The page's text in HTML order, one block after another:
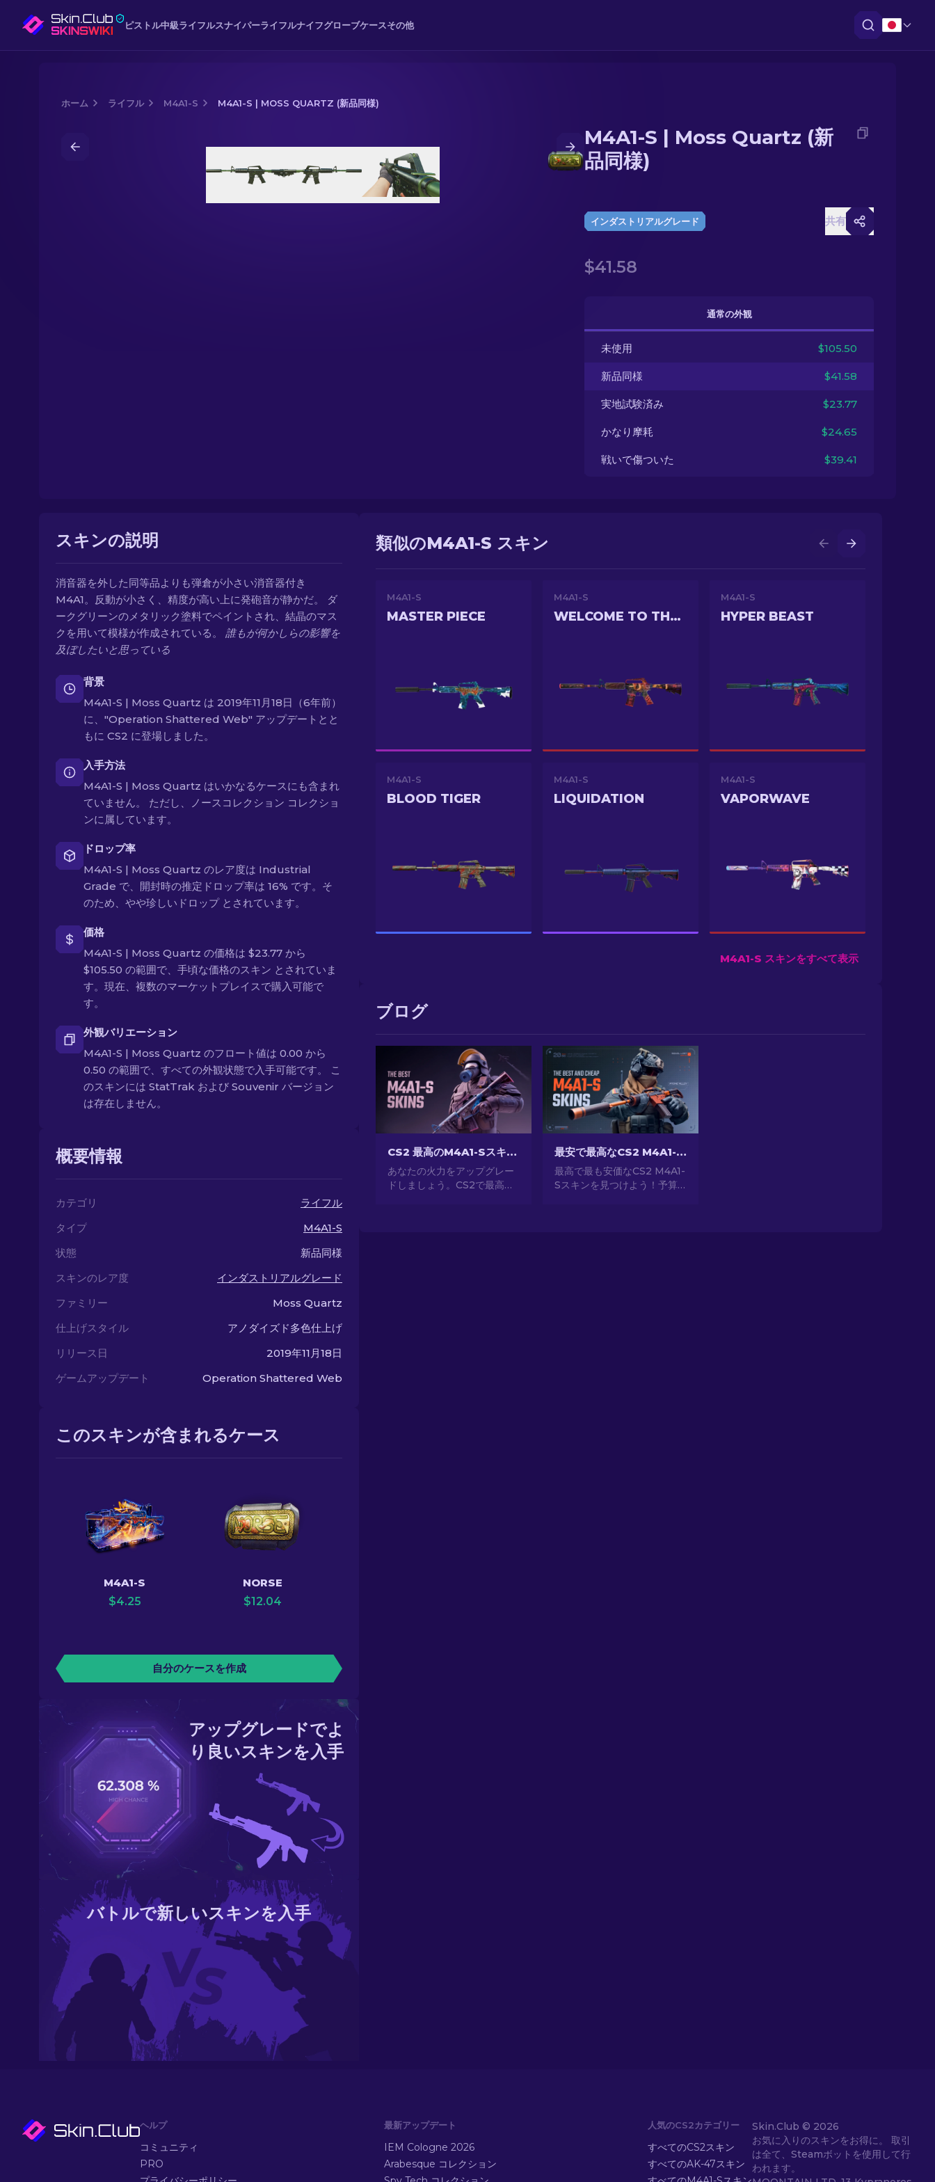
ピストル中級ライフルスナイパーライフルナイフグローブケースその他
ホーム ライフル M4A1-S M4A1-S | MOSS QUARTZ (新品同様)
M4A1-S | Moss Quartz (新
品同様)
インダストリアルグレード 共有
$41.58
通常の外観
未使用 $105.50
新品同様 $41.58
実地試験済み $23.77
かなり摩耗 $24.65
戦いで傷ついた $39.41
スキンの説明
消音器を外した同等品よりも弾倉が小さい消音器付き
M4A1。反動が小さく、精度が高い上に発砲音が静かだ。 ダ
ークグリーンのメタリック塗料でペイントされ、結晶のマス
クを用いて模様が作成されている。 誰もが何かしらの影響を
及ぼしたいと思っている
背景
M4A1-S | Moss Quartz は 2019年11月18日（6年前）
に、"Operation Shattered Web" アップデートとと
もに CS2 に登場しました。
入手方法
M4A1-S | Moss Quartz はいかなるケースにも含まれ
ていません。 ただし、ノースコレクション コレクショ
ンに属しています。
ドロップ率
M4A1-S | Moss Quartz のレア度は Industrial
Grade で、開封時の推定ドロップ率は 16% です。そ
のため、やや珍しいドロップ とされています。
価格
M4A1-S | Moss Quartz の価格は $23.77 から
$105.50 の範囲で、手頃な価格のスキン とされていま
す。現在、複数のマーケットプレイスで購入可能で
す。
外観バリエーション
M4A1-S | Moss Quartz のフロート値は 0.00 から
0.50 の範囲で、すべての外観状態で入手可能です。 こ
のスキンには StatTrak および Souvenir バージョン
は存在しません。
概要情報
カテゴリ
ライフル
タイプ
M4A1-S
状態
新品同様
スキンのレア度
インダストリアルグレード
ファミリー
Moss Quartz
仕上げスタイル
アノダイズド多色仕上げ
リリース日
2019年11月18日
ゲームアップデート
Operation Shattered Web
このスキンが含まれるケース
M4A1-S
$4.25
NORSE
$12.04
自分のケースを作成
アップグレードでよ
り良いスキンを入手
バトルで新しいスキンを入手
類似のM4A1-S スキン
M4A1-S
MASTER PIECE
M4A1-S
WELCOME TO THE JUNGLE
M4A1-S
HYPER BEAST
M4A1-S
BLOOD TIGER
M4A1-S
LIQUIDATION
M4A1-S
VAPORWAVE
M4A1-S スキンをすべて表示
ブログ
CS2 最高のM4A1-Sスキン [2026]
あなたの火力をアップグレー
ドしましょう。CS2で最高の
最安で最高なCS2 M4A1-Sスキン[2026]
最高で最も安価なCS2 M4A1-
Sスキンを見つけよう！予算
ヘルプ
コミュニティ
PRO
最新アップデート
IEM Cologne 2026
Arabesque コレクション
人気のCS2カテゴリー
すべてのCS2スキン
すべてのAK-47スキン
Skin.Club © 2026
お気に入りのスキンをお得に。 取引
は全て、Steamボットを使用して行
われます。